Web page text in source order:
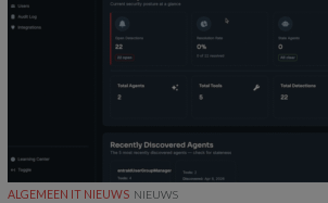
ALGEMEEN IT NIEUWS NIEUWS